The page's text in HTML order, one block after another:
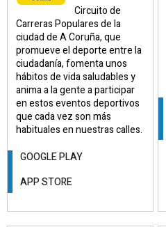
Circuito de
Carreras Populares de la
ciudad de A Coruña, que
promueve el deporte entre la
ciudadanía, fomenta unos
hábitos de vida saludables y
anima a la gente a participar
en estos eventos deportivos
que cada vez son más
habituales en nuestras calles.
GOOGLE PLAY
APP STORE